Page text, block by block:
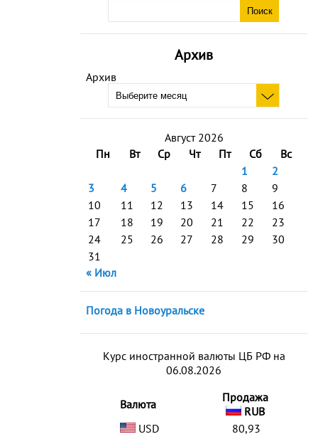
Архив
Архив
Август 2026
Пн
Вт Ср Чт Пт Сб
Вс
1
2
3
4 5 6 7 8
9
10
11 12 13 14 15
16
17
18 19 20 21 22
23
24
25 26 27 28 29
30
31
« Июл
Погода в Новоуральске
Курс иностранной валюты ЦБ РФ на
06.08.2026
Валюта
Продажа
RUB
USD
80,93